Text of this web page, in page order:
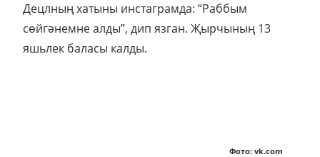
Децлның хатыны инстаграмда: “Раббым
сөйгәнемне алды”, дип язган. Җырчының 13
яшьлек баласы калды.
Фото: vk.com